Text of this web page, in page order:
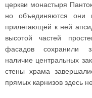
церкви монастыря
но объединяются они
прилегающей к ней
высотой частей
фасадов сохранили
наличие центральных
стены храма
прямых карнизов здесь